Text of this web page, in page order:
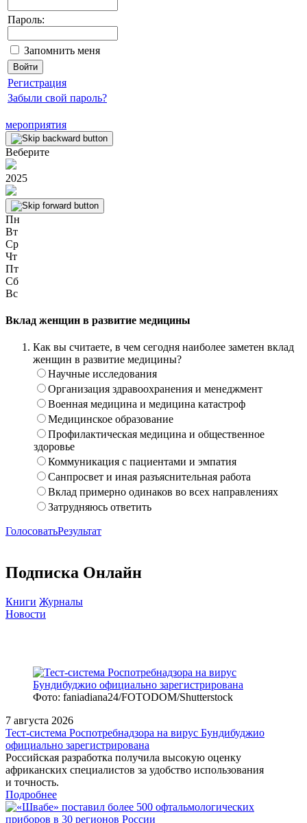
Пароль:
Запомнить меня
Регистрация
Забыли свой пароль?
мероприятия
Веберите
2025
Пн
Вт
Ср
Чт
Пт
Сб
Вс
Вклад женщин в развитие медицины
Как вы считаете, в чем сегодня наиболее заметен вклад
женщин в развитие медицины?
Научные исследования
Организация здравоохранения и менеджмент
Военная медицина и медицина катастроф
Медицинское образование
Профилактическая медицина и общественное
здоровье
Коммуникация с пациентами и эмпатия
Санпросвет и иная разъяснительная работа
Вклад примерно одинаков во всех направлениях
Затрудняюсь ответить
ГолосоватьРезультат
Подписка Онлайн
Книги Журналы
Новости
Фото: faniadiana24/FOTODOM/Shutterstock
7 августа 2026
Тест‑система Роспотребнадзора на вирус Бундибуджио
официально зарегистрирована
Российская разработка получила высокую оценку
африканских специалистов за удобство использования
и точность.
Подробнее